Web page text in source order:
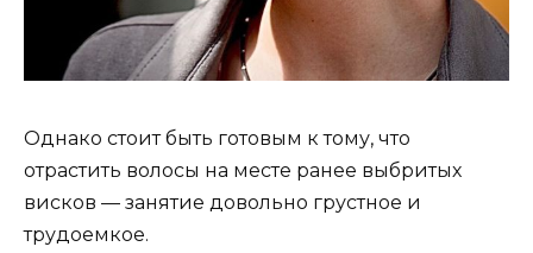
Однако стоит быть готовым к тому, что
отрастить волосы на месте ранее выбритых
висков — занятие довольно грустное и
трудоемкое.